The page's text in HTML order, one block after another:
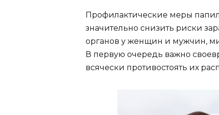
Профилактические меры
значительно снизить риски
органов у женщин и мужчин,
В первую очередь важно
всячески противостоять их